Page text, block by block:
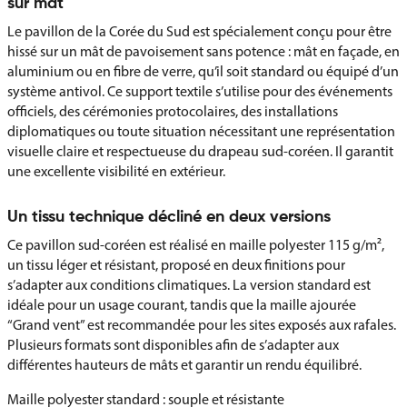
sur mât
Le pavillon de la Corée du Sud est spécialement conçu pour être
hissé sur un mât de pavoisement sans potence : mât en façade, en
aluminium ou en fibre de verre, qu’il soit standard ou équipé d’un
système antivol. Ce support textile s’utilise pour des événements
officiels, des cérémonies protocolaires, des installations
diplomatiques ou toute situation nécessitant une représentation
visuelle claire et respectueuse du drapeau sud-coréen. Il garantit
une excellente visibilité en extérieur.
Un tissu technique décliné en deux versions
Ce pavillon sud-coréen est réalisé en maille polyester 115 g/m²,
un tissu léger et résistant, proposé en deux finitions pour
s’adapter aux conditions climatiques. La version standard est
idéale pour un usage courant, tandis que la maille ajourée
“Grand vent” est recommandée pour les sites exposés aux rafales.
Plusieurs formats sont disponibles afin de s’adapter aux
différentes hauteurs de mâts et garantir un rendu équilibré.
Maille polyester standard : souple et résistante